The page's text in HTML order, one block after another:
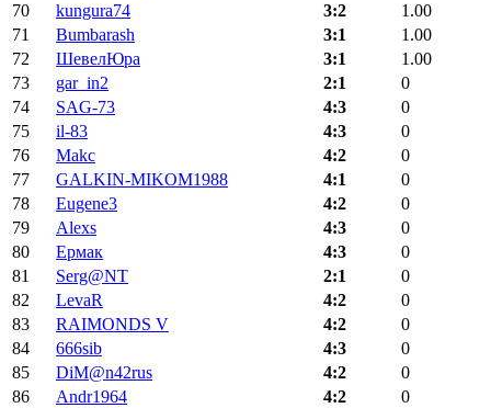
70
kungura74 3:2
1.00
71
Bumbarash 3:1
1.00
72
ШевелЮра 3:1
1.00
73
gar_in2 2:1
0
74
SAG-73 4:3
0
75
il-83 4:3
0
76
Makc 4:2
0
77
GALKIN-MIKOM1988 4:1
0
78
Eugene3 4:2
0
79
Alexs 4:3
0
80
Ермак 4:3
0
81
Serg@NT 2:1
0
82
LevaR 4:2
0
83
RAIMONDS V 4:2
0
84
666sib 4:3
0
85
DiM@n42rus 4:2
0
86
Andr1964 4:2
0